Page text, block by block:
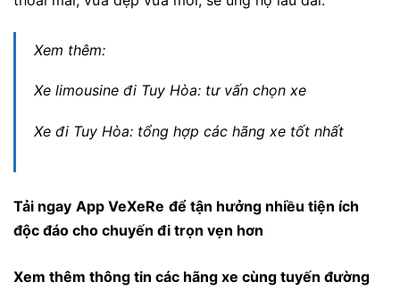
Xem thêm:
Xe limousine đi Tuy Hòa: tư vấn chọn xe
Xe đi Tuy Hòa: tổng hợp các hãng xe tốt nhất
Tải ngay App VeXeRe để tận hưởng nhiều tiện ích
độc đáo cho chuyến đi trọn vẹn hơn
Xem thêm thông tin các hãng xe cùng tuyến đường